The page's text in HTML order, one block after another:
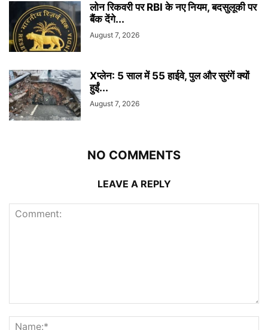
लोन रिकवरी पर RBI के नए नियम, बदसुलूकी पर
बैंक देंगे...
August 7, 2026
Xप्लेन: 5 साल में 55 हाईवे, पुल और सुरंगें क्यों
हुईं...
August 7, 2026
NO COMMENTS
LEAVE A REPLY